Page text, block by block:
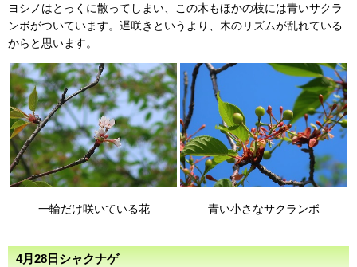
ヨシノはとっくに散ってしまい、この木もほかの枝には青いサクラ
ンボがついています。遅咲きというより、木のリズムが乱れている
からと思います。
一輪だけ咲いている花 青い小さなサクランボ
4月28日シャクナゲ